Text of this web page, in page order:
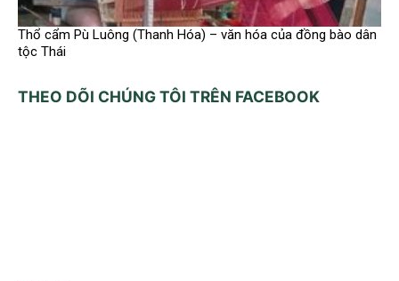
Thổ cẩm Pù Luông (Thanh Hóa) – văn hóa của đồng bào dân
tộc Thái
THEO DÕI CHÚNG TÔI TRÊN FACEBOOK